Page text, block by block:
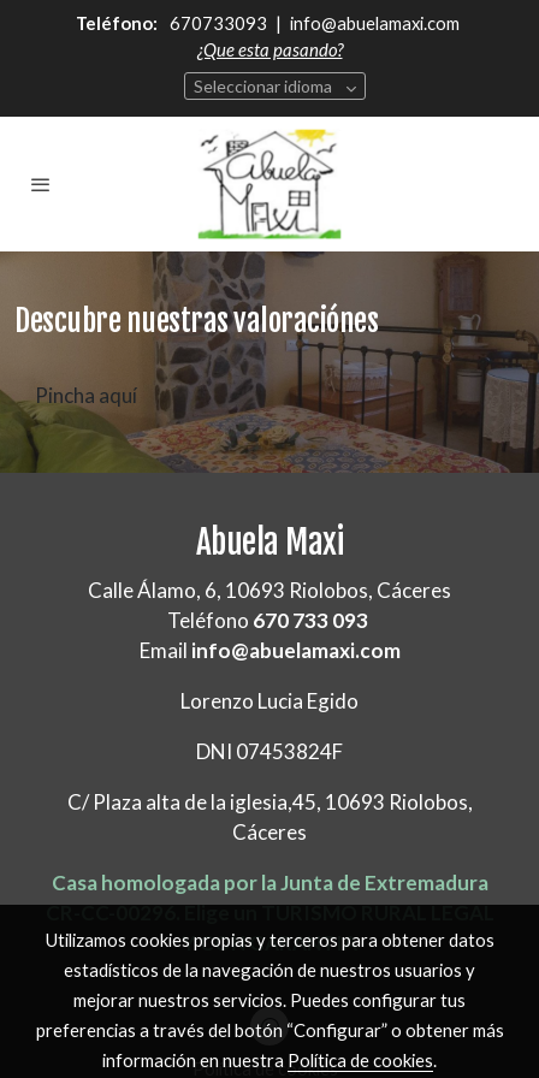
Teléfono: 670733093 | info@abuelamaxi.com
¿Que esta pasando?
Seleccionar idioma
Descubre nuestras valoraciónes
Pincha aquí
Abuela Maxi
Calle Álamo, 6, 10693 Riolobos, Cáceres
Teléfono 670 733 093
Email info@abuelamaxi.com
Lorenzo Lucia Egido
DNI 07453824F
C/ Plaza alta de la iglesia,45, 10693 Riolobos,
Cáceres
Casa homologada por la Junta de Extremadura
CR-CC-00296. Elige un TURISMO RURAL LEGAL
Y CON GARANTIA
Política de cookies
Utilizamos cookies propias y terceros para obtener datos
estadísticos de la navegación de nuestros usuarios y
mejorar nuestros servicios. Puedes configurar tus
preferencias a través del botón “Configurar” o obtener más
información en nuestra Política de cookies.